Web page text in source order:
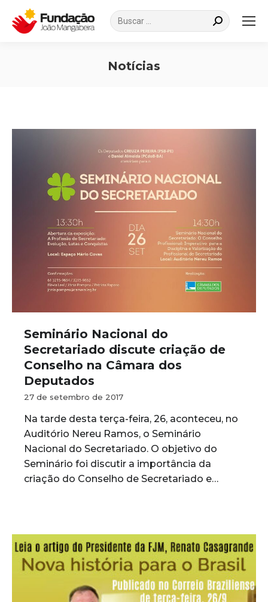
Search:
Notícias
Seminário Nacional do
Secretariado discute criação de
Conselho na Câmara dos
Deputados
27 de setembro de 2017
Na tarde desta terça-feira, 26, aconteceu, no
Auditório Nereu Ramos, o Seminário
Nacional do Secretariado. O objetivo do
Seminário foi discutir a importância da
criação do Conselho de Secretariado e…